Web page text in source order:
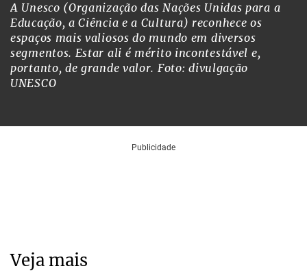
A Unesco (Organização das Nações Unidas para a
Educação, a Ciência e a Cultura) reconhece os
espaços mais valiosos do mundo em diversos
segmentos. Estar ali é mérito incontestável e,
portanto, de grande valor. Foto: divulgação
UNESCO
Veja mais